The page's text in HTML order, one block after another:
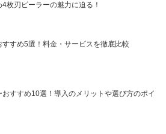
枚刃ピーラーの魅力に迫る！
すめ5選！料金・サービスを徹底比較
すすめ10選！導入のメリットや選び方のポイ